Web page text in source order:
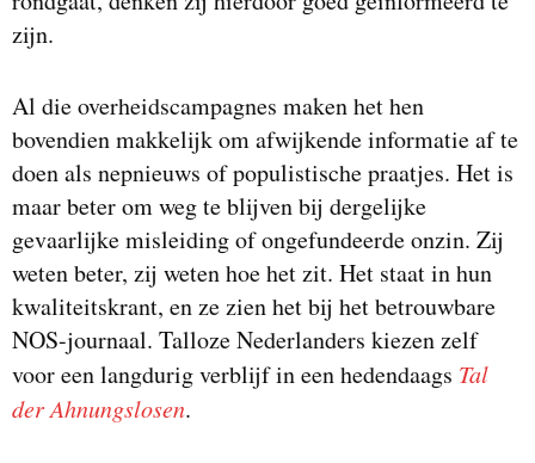
zijn.
Al die overheidscampagnes maken het hen
bovendien makkelijk om afwijkende informatie af te
doen als nepnieuws of populistische praatjes. Het is
maar beter om weg te blijven bij dergelijke
gevaarlijke misleiding of ongefundeerde onzin. Zij
weten beter, zij weten hoe het zit. Het staat in hun
kwaliteitskrant, en ze zien het bij het betrouwbare
NOS-journaal. Talloze Nederlanders kiezen zelf
voor een langdurig verblijf in een hedendaags Tal
der Ahnungslosen.